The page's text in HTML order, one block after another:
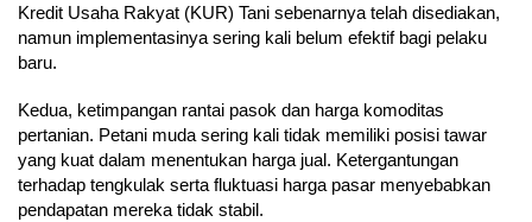
Kredit Usaha Rakyat (KUR) Tani sebenarnya telah disediakan,
namun implementasinya sering kali belum efektif bagi pelaku
baru.
Kedua, ketimpangan rantai pasok dan harga komoditas
pertanian. Petani muda sering kali tidak memiliki posisi tawar
yang kuat dalam menentukan harga jual. Ketergantungan
terhadap tengkulak serta fluktuasi harga pasar menyebabkan
pendapatan mereka tidak stabil.